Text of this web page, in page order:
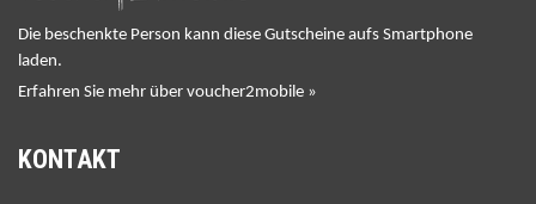
Die beschenkte Person kann diese Gutscheine aufs Smartphone
laden.
Erfahren Sie mehr über voucher2mobile »
KONTAKT